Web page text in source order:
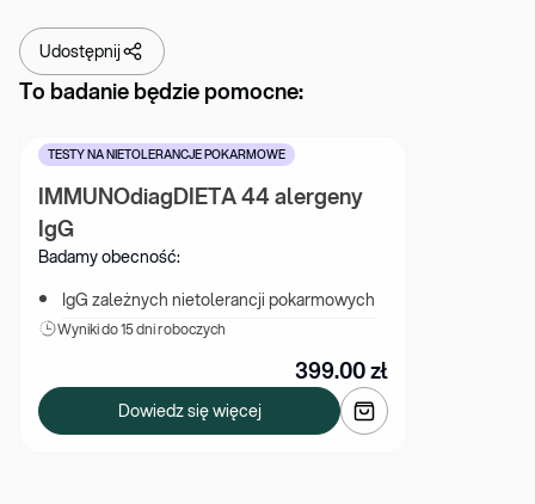
Udostępnij
To badanie będzie pomocne:
TESTY NA NIETOLERANCJE POKARMOWE
IMMUNOdiagDIETA 44 alergeny
IgG
Badamy obecność:
IgG zależnych nietolerancji pokarmowych
Wyniki do 15 dni roboczych
399.00zł
Dowiedz się więcej